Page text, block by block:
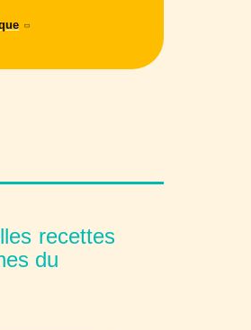
recettes
du